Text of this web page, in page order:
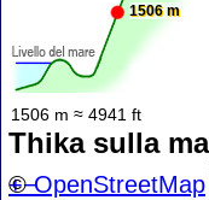
1506 m
1506 m ≈ 4941 ft
Thika sulla
+−
©OpenStreetMap